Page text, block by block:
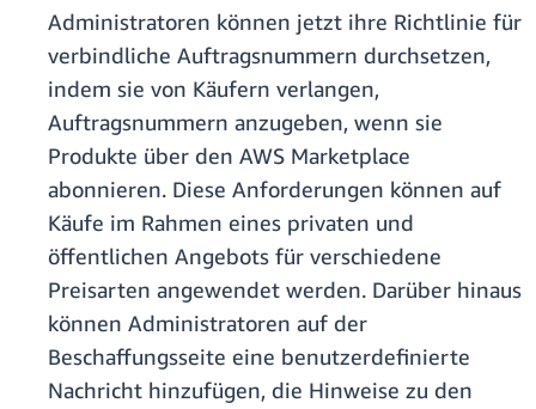
Administratoren können jetzt ihre Richtlinie für
verbindliche Auftragsnummern durchsetzen,
indem sie von Käufern verlangen,
Auftragsnummern anzugeben, wenn sie
Produkte über den AWS Marketplace
abonnieren. Diese Anforderungen können auf
Käufe im Rahmen eines privaten und
öffentlichen Angebots für verschiedene
Preisarten angewendet werden. Darüber hinaus
können Administratoren auf der
Beschaffungsseite eine benutzerdefinierte
Nachricht hinzufügen, die Hinweise zu den